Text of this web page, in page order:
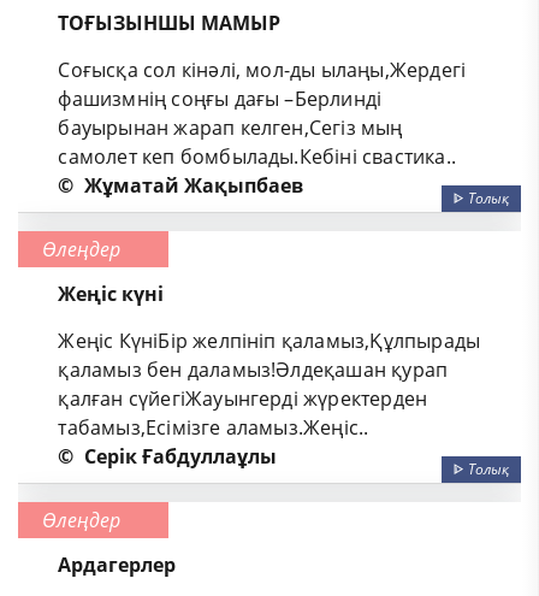
ТОҒЫЗЫНШЫ МАМЫР
Соғысқа сол кінәлі, мол-ды ылаңы,Жердегі
фашизмнің соңғы дағы –Берлинді
бауырынан жарап келген,Сегіз мың
самолет кеп бомбылады.Кебіні свастика..
©Жұматай Жақыпбаев ᐈ Толық
Өлеңдер
Жеңіс күні
Жеңіс КүніБір желпініп қаламыз,Құлпырады
қаламыз бен даламыз!Әлдеқашан қурап
қалған сүйегіЖауынгерді жүректерден
табамыз,Есімізге аламыз.Жеңіс..
© Серік Ғабдуллаұлы ᐈ Толық
Өлеңдер
Ардагерлер